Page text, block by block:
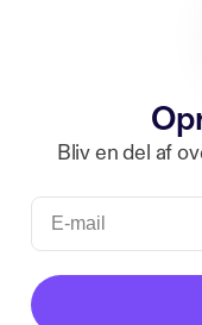
Bliv en del af